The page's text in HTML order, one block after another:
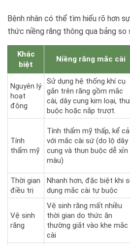
Bệnh nhân có thể tìm hiểu rõ hơn
thức niềng răng thông qua bảng so
Khác
biệt
Niềng răng mắc cài
Nguyên lý
hoạt
động
Sử dụng hệ thống khí cụ
gắn trên răng gồm mắc
cài, dây cung kim loại,
buộc hoặc nắp trượt.
Tính
thẩm mỹ
Tính thẩm mỹ thấp, kể cả
với mắc cài sứ (do lộ dây
cung và thun buộc dễ xỉn
màu)
Thời gian
điều trị
Nhanh hơn, đặc biệt khi
dụng mắc cài tự buộc
Vệ sinh
răng
Vệ sinh răng mất nhiều
thời gian do thức ăn
thường giắt vào khe mắc
cài